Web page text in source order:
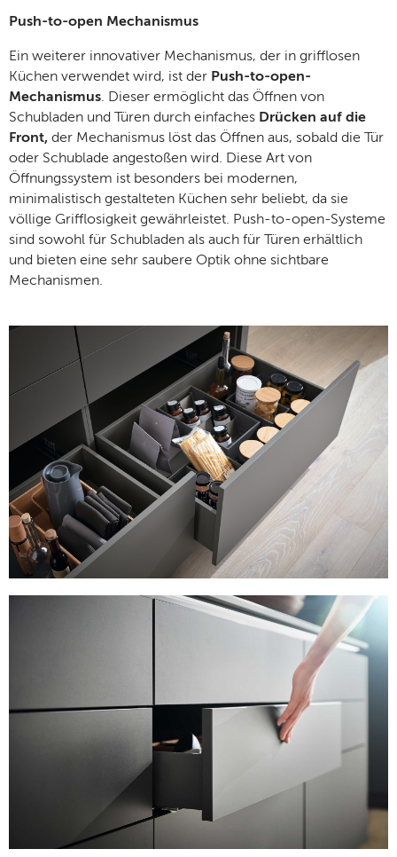
Push-to-open Mechanismus
Ein weiterer innovativer Mechanismus, der in grifflosen
Küchen verwendet wird, ist der Push-to-open-
Mechanismus. Dieser ermöglicht das Öffnen von
Schubladen und Türen durch einfaches Drücken auf die
Front, der Mechanismus löst das Öffnen aus, sobald die Tür
oder Schublade angestoßen wird. Diese Art von
Öffnungssystem ist besonders bei modernen,
minimalistisch gestalteten Küchen sehr beliebt, da sie
völlige Grifflosigkeit gewährleistet. Push-to-open-Systeme
sind sowohl für Schubladen als auch für Türen erhältlich
und bieten eine sehr saubere Optik ohne sichtbare
Mechanismen.